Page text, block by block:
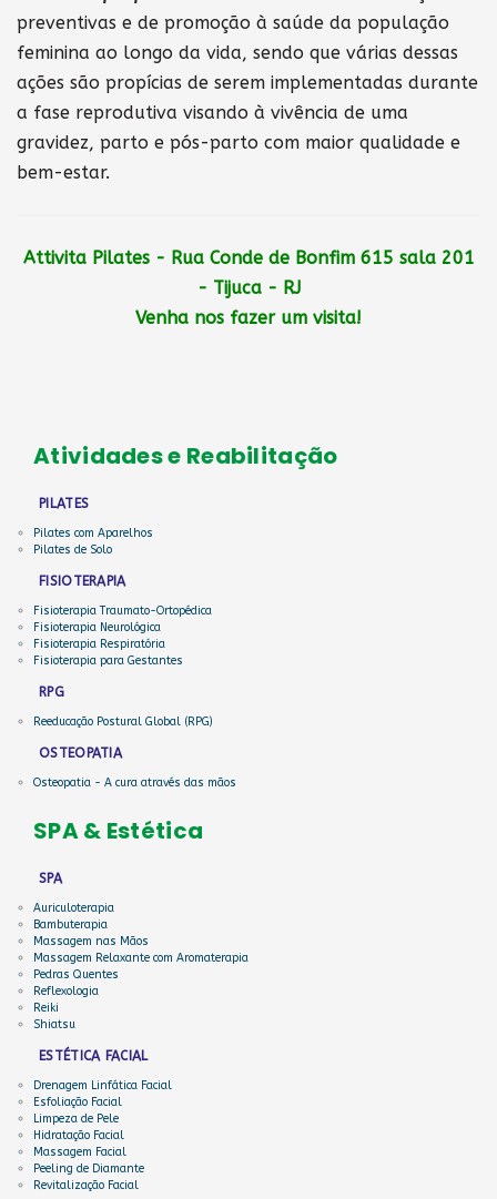
preventivas e de promoção à saúde da população
feminina ao longo da vida, sendo que várias dessas
ações são propícias de serem implementadas durante
a fase reprodutiva visando à vivência de uma
gravidez, parto e pós-parto com maior qualidade e
bem-estar.
Attivita Pilates - Rua Conde de Bonfim 615 sala 201
- Tijuca - RJ
Venha nos fazer um visita!
Atividades e Reabilitação
PILATES
Pilates com Aparelhos
Pilates de Solo
FISIOTERAPIA
Fisioterapia Traumato-Ortopédica
Fisioterapia Neurológica
Fisioterapia Respiratória
Fisioterapia para Gestantes
RPG
Reeducação Postural Global (RPG)
OSTEOPATIA
Osteopatia - A cura através das mãos
SPA & Estética
SPA
Auriculoterapia
Bambuterapia
Massagem nas Mãos
Massagem Relaxante com Aromaterapia
Pedras Quentes
Reflexologia
Reiki
Shiatsu
ESTÉTICA FACIAL
Drenagem Linfática Facial
Esfoliação Facial
Limpeza de Pele
Hidratação Facial
Massagem Facial
Peeling de Diamante
Revitalização Facial